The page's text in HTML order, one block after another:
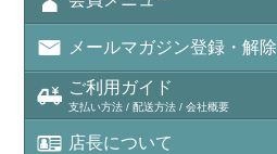
メールマガジン登録・解除
ご利用ガイド
支払い方法 / 配送方法 / 会社概要
店長について